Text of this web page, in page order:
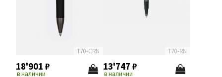
T70-CRN
18'901 ₽
в наличии
T70-RN
13'747 ₽
в наличии